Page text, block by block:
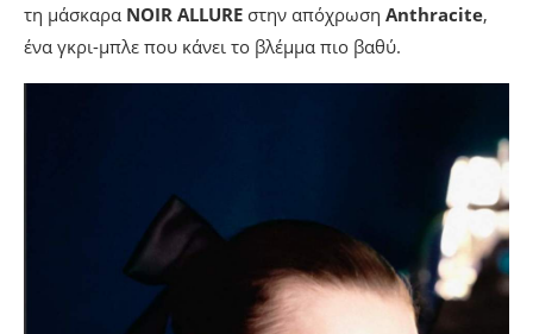
τη μάσκαρα NOIR ALLURE στην απόχρωση Anthracite,
ένα γκρι-μπλε που κάνει το βλέμμα πιο βαθύ.